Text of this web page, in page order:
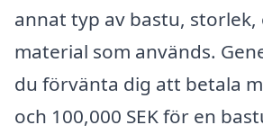
annat typ av bastu, storlek,
material som används.
du förvänta dig att betala
och 100,000 SEK för en